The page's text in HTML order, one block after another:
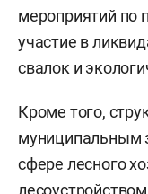
мероприятий по
участие в
свалок и
Кроме того,
муниципальным
сфере лесного